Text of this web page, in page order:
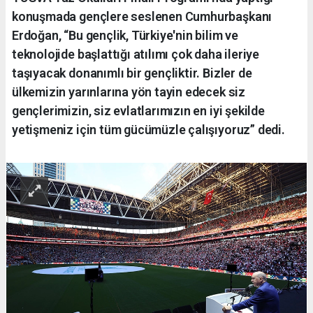
konuşmada gençlere seslenen Cumhurbaşkanı
Erdoğan, “Bu gençlik, Türkiye'nin bilim ve
teknolojide başlattığı atılımı çok daha ileriye
taşıyacak donanımlı bir gençliktir. Bizler de
ülkemizin yarınlarına yön tayin edecek siz
gençlerimizin, siz evlatlarımızın en iyi şekilde
yetişmeniz için tüm gücümüzle çalışıyoruz” dedi.